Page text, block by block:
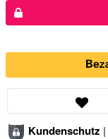
Kundenschutz |